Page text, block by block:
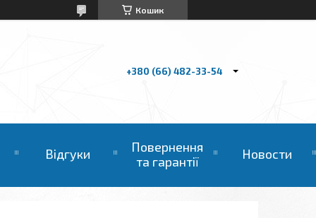
Кошик
+380 (66) 482-33-54
Відгуки
Повернення
та гарантії
Новости